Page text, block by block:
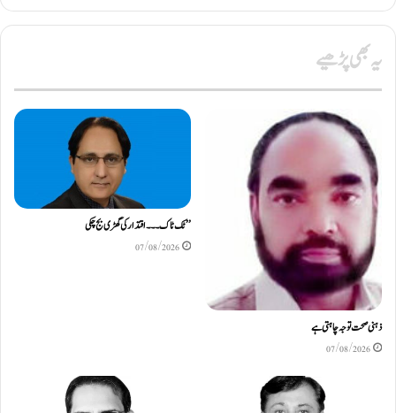
یہ بھی پڑھیے
ذہنی صحت توجہ چاہتی ہے
07/08/2026
’’ ٹک ٹاک۔۔۔ اقتدار کی گھڑی بج چکی
07/08/2026